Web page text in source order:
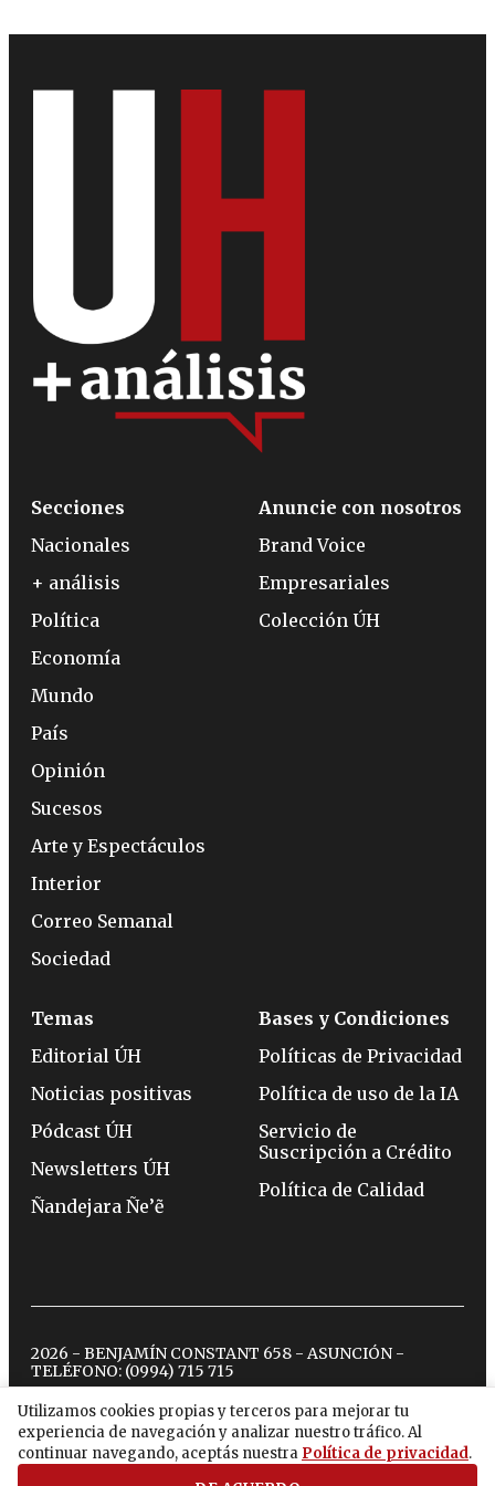
Utilizamos cookies propias y terceros para mejorar tu
experiencia de navegación y analizar nuestro tráfico. Al
continuar navegando, aceptás nuestra Política de privacidad.
Secciones
Nacionales
+ análisis
Política
Economía
Mundo
País
Opinión
Sucesos
Arte y Espectáculos
Interior
Correo Semanal
Sociedad
Anuncie con nosotros
Brand Voice
Empresariales
Colección ÚH
Temas
Editorial ÚH
Noticias positivas
Pódcast ÚH
Newsletters ÚH
Ñandejara Ñe’ẽ
Bases y Condiciones
Políticas de Privacidad
Política de uso de la IA
Servicio de
Suscripción a Crédito
Política de Calidad
2026 - BENJAMÍN CONSTANT 658 - ASUNCIÓN -
TELÉFONO: (0994) 715 715
twitterinstagram
facebook
tiktokyoutubespotify